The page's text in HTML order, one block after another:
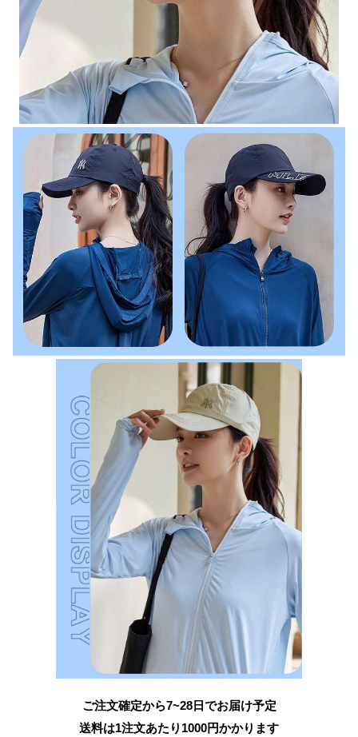
ご注文確定から7~28日でお届け予定
送料は1注文あたり 1000円かかります